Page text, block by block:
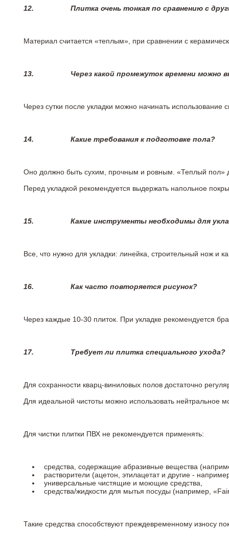
12. Плитка очень тонкая по сравнению с
Материал считается «теплым», при сравнении с
13. Через какой промежуток времени можно
Через сутки после укладки можно начинать
14. Какие требования к подготовке пола?
Оно должно быть сухим, прочным и ровным. «Теплый пол»
Перед укладкой рекомендуется выдержать напольное
15. Какие инструменты необходимы для
Все, что нужно для укладки: линейка, строительный нож и
16. Как часто повторяется рисунок?
Через каждые 10-30 плиток. При укладке рекомендуется
17. Требует ли плитка специального ухода?
Для сохранности кварц-виниловых полов достаточно
Для идеальной чистоты можно использовать
Для чистки плитки ПВХ не рекомендуется применять:
средства, содержащие абразивные вещества
растворители (ацетон, этилацетат и другие -
универсальные чистящие и моющие средства,
средства/жидкости для мытья посуды (например,
Такие средства способствуют преждевременному износу